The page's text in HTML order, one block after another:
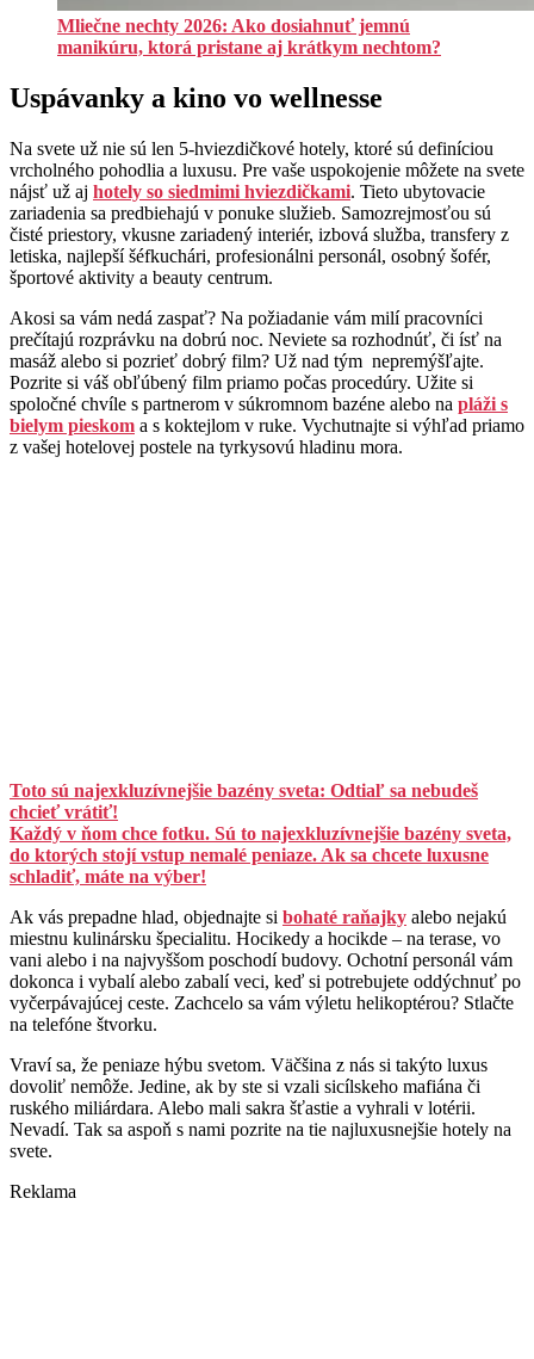
Mliečne nechty 2026: Ako dosiahnuť jemnú
manikúru, ktorá pristane aj krátkym nechtom?
Uspávanky a kino vo wellnesse
Na svete už nie sú len 5-hviezdičkové hotely, ktoré sú definíciou
vrcholného pohodlia a luxusu. Pre vaše uspokojenie môžete na svete
nájsť už aj hotely so siedmimi hviezdičkami. Tieto ubytovacie
zariadenia sa predbiehajú v ponuke služieb. Samozrejmosťou sú
čisté priestory, vkusne zariadený interiér, izbová služba, transfery z
letiska, najlepší šéfkuchári, profesionálni personál, osobný šofér,
športové aktivity a beauty centrum.
Akosi sa vám nedá zaspať? Na požiadanie vám milí pracovníci
prečítajú rozprávku na dobrú noc. Neviete sa rozhodnúť, či ísť na
masáž alebo si pozrieť dobrý film? Už nad tým nepremýšľajte.
Pozrite si váš obľúbený film priamo počas procedúry. Užite si
spoločné chvíle s partnerom v súkromnom bazéne alebo na pláži s
bielym pieskom a s koktejlom v ruke. Vychutnajte si výhľad priamo
z vašej hotelovej postele na tyrkysovú hladinu mora.
Toto sú najexkluzívnejšie bazény sveta: Odtiaľ sa nebudeš
chcieť vrátiť!
Každý v ňom chce fotku. Sú to najexkluzívnejšie bazény sveta,
do ktorých stojí vstup nemalé peniaze. Ak sa chcete luxusne
schladiť, máte na výber!
Ak vás prepadne hlad, objednajte si bohaté raňajky alebo nejakú
miestnu kulinársku špecialitu. Hocikedy a hocikde – na terase, vo
vani alebo i na najvyššom poschodí budovy. Ochotní personál vám
dokonca i vybalí alebo zabalí veci, keď si potrebujete oddýchnuť po
vyčerpávajúcej ceste. Zachcelo sa vám výletu helikoptérou? Stlačte
na telefóne štvorku.
Vraví sa, že peniaze hýbu svetom. Väčšina z nás si takýto luxus
dovoliť nemôže. Jedine, ak by ste si vzali sicílskeho mafiána či
ruského miliárdara. Alebo mali sakra šťastie a vyhrali v lotérii.
Nevadí. Tak sa aspoň s nami pozrite na tie najluxusnejšie hotely na
svete.
Reklama